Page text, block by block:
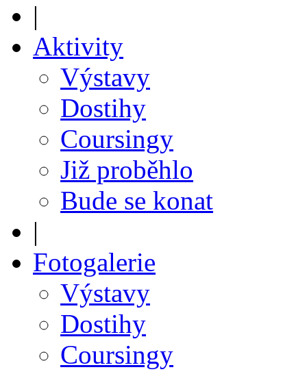
|
Aktivity
Výstavy
Dostihy
Coursingy
Již proběhlo
Bude se konat
|
Fotogalerie
Výstavy
Dostihy
Coursingy